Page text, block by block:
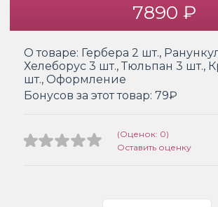
7890 ₽
О товаре: Гербера 2 шт.,
Хелеборус 3 шт., Тюльпан 3 шт.,
шт., Оформление
Бонусов за этот товар: 79₽
(Оценок: 0)
Оставить оценку